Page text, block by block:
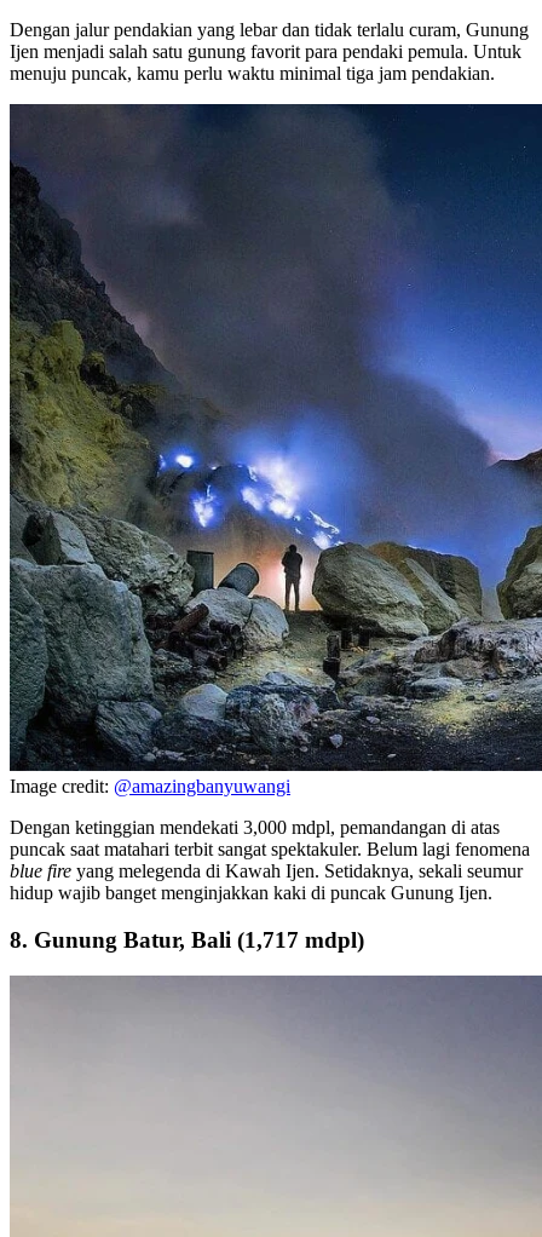
Dengan jalur pendakian yang lebar dan tidak terlalu curam, Gunung
Ijen menjadi salah satu gunung favorit para pendaki pemula. Untuk
menuju puncak, kamu perlu waktu minimal tiga jam pendakian.
Image credit: @amazingbanyuwangi
Dengan ketinggian mendekati 3,000 mdpl, pemandangan di atas
puncak saat matahari terbit sangat spektakuler. Belum lagi fenomena
blue fire yang melegenda di Kawah Ijen. Setidaknya, sekali seumur
hidup wajib banget menginjakkan kaki di puncak Gunung Ijen.
8. Gunung Batur, Bali (1,717 mdpl)